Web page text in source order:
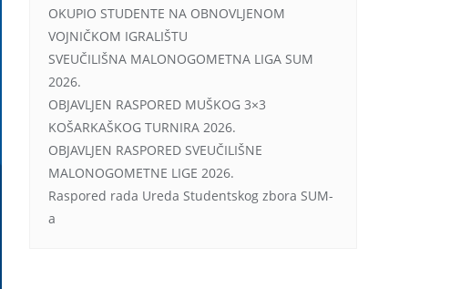
OKUPIO STUDENTE NA OBNOVLJENOM
VOJNIČKOM IGRALIŠTU
SVEUČILIŠNA MALONOGOMETNA LIGA SUM
2026.
OBJAVLJEN RASPORED MUŠKOG 3×3
KOŠARKAŠKOG TURNIRA 2026.
OBJAVLJEN RASPORED SVEUČILIŠNE
MALONOGOMETNE LIGE 2026.
Raspored rada Ureda Studentskog zbora SUM-
a